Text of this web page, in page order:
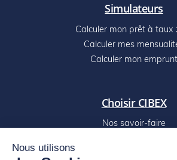
Nous utilisons
Simulateurs
Calculer mon prêt à taux
Calculer mes
Calculer mon emprunt
Choisir CIBEX
Nos savoir-faire